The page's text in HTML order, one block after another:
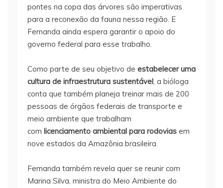
pontes na copa das árvores são imperativas
para a reconexão da fauna nessa região. E
Fernanda ainda espera garantir o apoio do
governo federal para esse trabalho.
Como parte de seu objetivo de estabelecer uma
cultura de infraestrutura sustentável, a bióloga
conta que também planeja treinar mais de 200
pessoas de órgãos federais de transporte e
meio ambiente que trabalham
com licenciamento ambiental para rodovias em
nove estados da Amazônia brasileira.
Fernanda também revela quer se reunir com
Marina Silva, ministra do Meio Ambiente do